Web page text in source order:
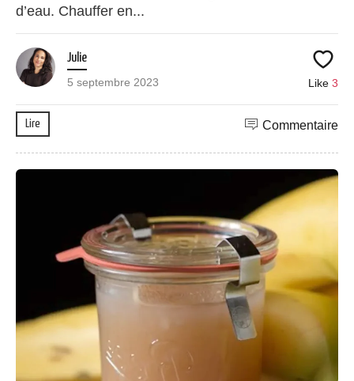
d’eau. Chauffer en...
Julie
5 septembre 2023 Like 3
Lire Commentaire